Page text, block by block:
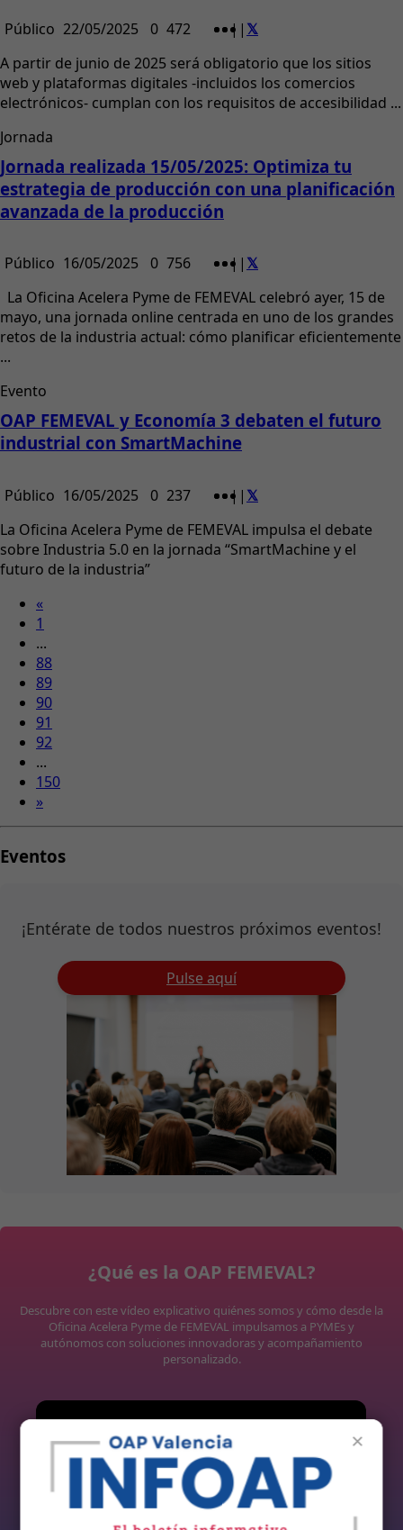
Público 22/05/2025 0 472 | |
A partir de junio de 2025 será obligatorio que los sitios
web y plataformas digitales -incluidos los comercios
electrónicos- cumplan con los requisitos de accesibilidad ...
Jornada
Jornada realizada 15/05/2025: Optimiza tu
estrategia de producción con una planificación
avanzada de la producción
Público 16/05/2025 0 756 | |
La Oficina Acelera Pyme de FEMEVAL celebró ayer, 15 de
mayo, una jornada online centrada en uno de los grandes
retos de la industria actual: cómo planificar eficientemente
...
Evento
OAP FEMEVAL y Economía 3 debaten el futuro
industrial con SmartMachine
Público 16/05/2025 0 237 | |
La Oficina Acelera Pyme de FEMEVAL impulsa el debate
sobre Industria 5.0 en la jornada “SmartMachine y el
futuro de la industria”
«
1
...
88
89
90
91
92
...
150
»
Eventos
¡Entérate de todos nuestros próximos eventos!
Pulse aquí
¿Qué es la OAP FEMEVAL?
Descubre con este vídeo explicativo quiénes somos y cómo desde la
Oficina Acelera Pyme de FEMEVAL impulsamos a PYMEs y
autónomos con soluciones innovadoras y acompañamiento
personalizado.
×